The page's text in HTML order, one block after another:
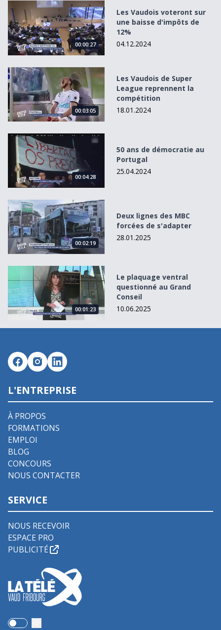
Les Vaudois voteront sur une baisse d&#039;impôts de
00:00:27
Les Vaudois voteront sur
une baisse d'impôts de
12%
04.12.2024
Les Vaudois de Super League reprennent la compétition
00:03:05
Les Vaudois de Super
League reprennent la
compétition
18.01.2024
50 ans de démocratie au Portugal
00:04:28
50 ans de démocratie au
Portugal
25.04.2024
Deux lignes des MBC forcées de s&#039;adapter
00:02:19
Deux lignes des MBC
forcées de s'adapter
28.01.2025
Le plaquage ventral questionné au Grand Conseil
00:01:23
Le plaquage ventral
questionné au Grand
Conseil
10.06.2025
L'ENTREPRISE
À PROPOS
FORMATIONS
EMPLOI
BLOG
CONCOURS
NOUS CONTACTER
SERVICE
NOUS RECEVOIR
ESPACE PRO
PUBLICITÉ
Use setting